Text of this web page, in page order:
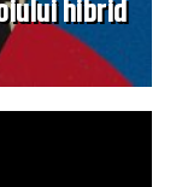
hibrid